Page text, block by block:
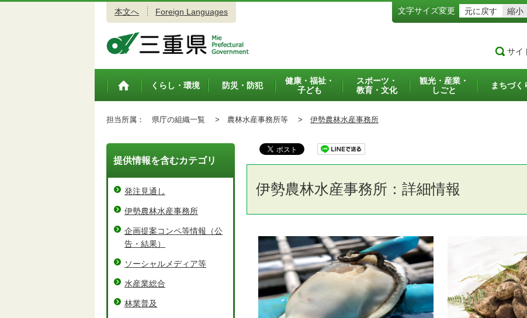
本文へ Foreign Languages 文字サイズ変更 元に戻す 縮小
サイ
トップペ
くらし・環境 防災・防犯
健康・福祉・
子ども
スポーツ・
教育・文化
観光・産業・
しごと
まちづく
担当所属： 県庁の組織一覧 > 農林水産事務所等 > 伊勢農林水産事務所
伊勢農林水産事務所：詳細情報
提供情報を含むカテゴリ
発注見通し
伊勢農林水産事務所
企画提案コンペ等情報（公
告・結果）
ソーシャルメディア等
水産業総合
林業普及